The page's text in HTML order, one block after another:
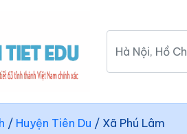
/ Huyện Tiên Du / Xã Phú Lâm